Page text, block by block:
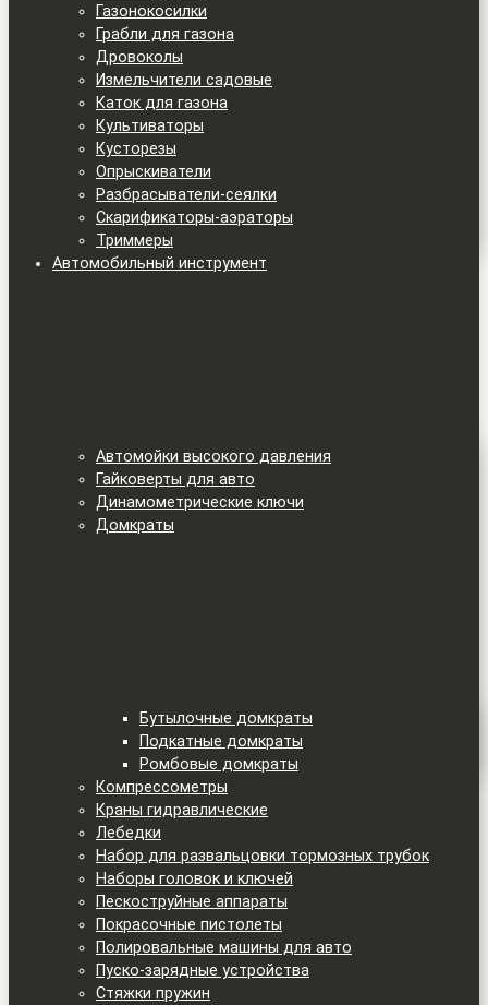
Газонокосилки
Грабли для газона
Дровоколы
Измельчители садовые
Каток для газона
Культиваторы
Кусторезы
Опрыскиватели
Разбрасыватели-сеялки
Скарификаторы-аэраторы
Триммеры
Автомобильный инструмент
Автомойки высокого давления
Гайковерты для авто
Динамометрические ключи
Домкраты
Бутылочные домкраты
Подкатные домкраты
Ромбовые домкраты
Компрессометры
Краны гидравлические
Лебедки
Набор для развальцовки тормозных трубок
Наборы головок и ключей
Пескоструйные аппараты
Покрасочные пистолеты
Полировальные машины для авто
Пуско-зарядные устройства
Стяжки пружин